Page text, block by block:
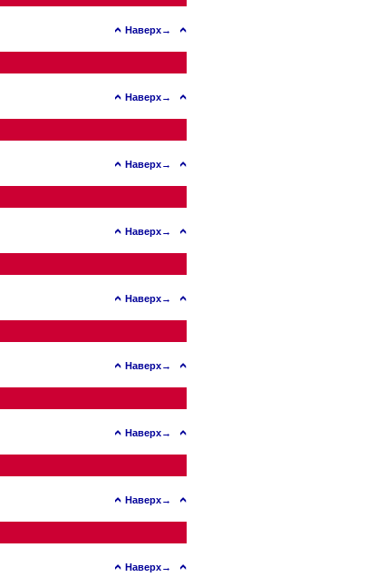
Наверх→
Наверх→
Наверх→
Наверх→
Наверх→
Наверх→
Наверх→
Наверх→
Наверх→